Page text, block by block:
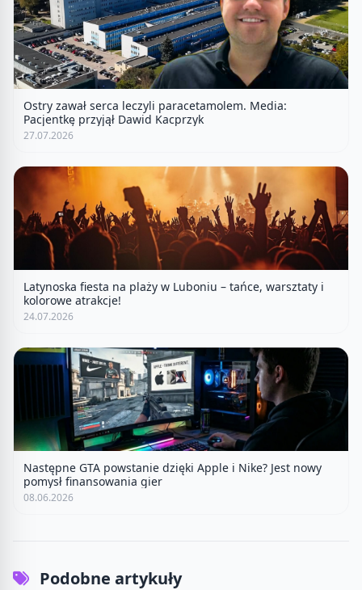
Ostry zawał serca leczyli paracetamolem. Media:
Pacjentkę przyjął Dawid Kacprzyk
27.07.2026
Latynoska fiesta na plaży w Luboniu – tańce, warsztaty i
kolorowe atrakcje!
24.07.2026
Następne GTA powstanie dzięki Apple i Nike? Jest nowy
pomysł finansowania gier
08.06.2026
Podobne artykuły